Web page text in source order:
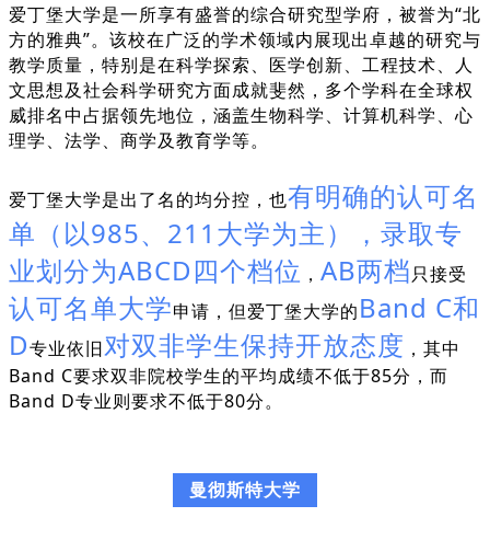
爱丁堡大学是一所享有盛誉的综合研究型学府，被誉为“北
方的雅典”。该校在广泛的学术领域内展现出卓越的研究与
教学质量，特别是在科学探索、医学创新、工程技术、人
文思想及社会科学研究方面成就斐然，多个学科在全球权
威排名中占据领先地位，涵盖生物科学、计算机科学、心
理学、法学、商学及教育学等。
爱丁堡大学是出了名的均分控，也有明确的认可名
单（以985、211大学为主），录取专
业划分为ABCD四个档位 ， AB两档只接受
认可名单大学申请，但爱丁堡大学的Band C和
D专业依旧对双非学生保持开放态度 ，其中
Band C要求双非院校学生的平均成绩不低于85分，而
Band D专业则要求不低于80分。
曼彻斯特大学